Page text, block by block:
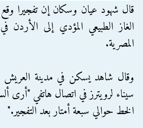
قال شهود عيان وسكان إن تفجيرا
الغاز الطبيعي المؤدي إلى الأردن
المصرية.
وقال شاهد يسكن في مدينة العريش
سيناء لرويترز في اتصال هاتفي "أرى
الخط حوالي سبعة أمتار بعد التفجير."